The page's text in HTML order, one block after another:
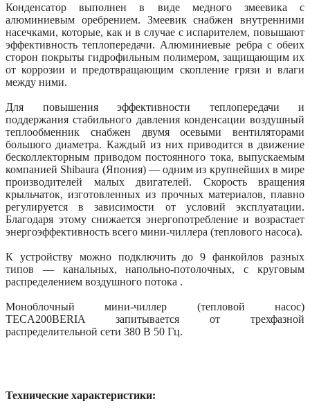
Конденсатор выполнен в виде медного змеевика с
алюминиевым оребрением. Змеевик снабжен внутренними
насечками, которые, как и в случае с испарителем, повышают
эффективность теплопередачи. Алюминиевые ребра с обеих
сторон покрыты гидрофильным полимером, защищающим их
от коррозии и предотвращающим скопление грязи и влаги
между ними.
Для повышения эффективности теплопередачи и
поддержания стабильного давления конденсации воздушный
теплообменник снабжен двумя осевыми вентиляторами
большого диаметра. Каждый из них приводится в движение
бесколлекторным приводом постоянного тока, выпускаемым
компанией Shibaura (Япония) — одним из крупнейших в мире
производителей малых двигателей. Скорость вращения
крыльчаток, изготовленных из прочных материалов, плавно
регулируется в зависимости от условий эксплуатации.
Благодаря этому снижается энергопотребление и возрастает
энергоэффективность всего мини-чиллера (теплового насоса).
К устройству можно подключить до 9 фанкойлов разных
типов — канальных, напольно-потолочных, с круговым
распределением воздушного потока .
Моноблочный мини-чиллер (тепловой насос)
TECA200BERIA запитывается от трехфазной
распределительной сети 380 В 50 Гц.
Технические характеристики: